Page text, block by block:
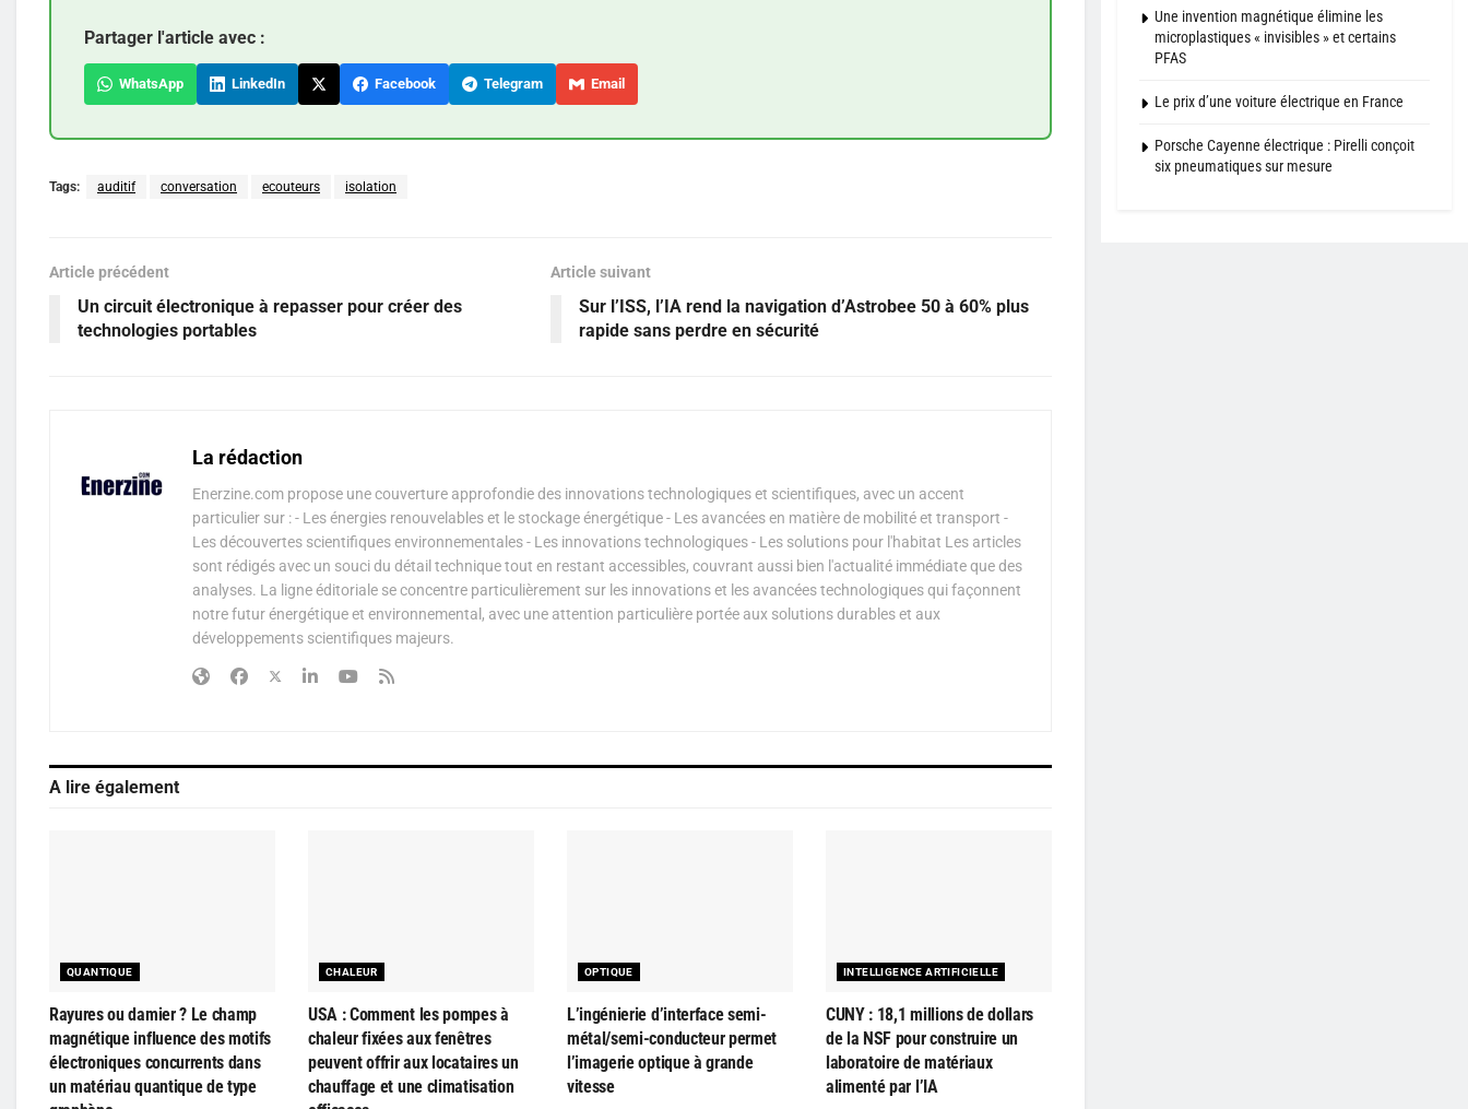
Partager l'article avec :
WhatsApp LinkedIn Facebook Telegram Email
Tags: auditif conversation ecouteurs isolation
Article précédent
Un circuit électronique à repasser pour créer des
technologies portables
Article suivant
Sur l’ISS, l’IA rend la navigation d’Astrobee 50 à 60% plus
rapide sans perdre en sécurité
La rédaction
Enerzine.com propose une couverture approfondie des innovations technologiques et scientifiques, avec un accent
particulier sur : - Les énergies renouvelables et le stockage énergétique - Les avancées en matière de mobilité et transport -
Les découvertes scientifiques environnementales - Les innovations technologiques - Les solutions pour l'habitat Les articles
sont rédigés avec un souci du détail technique tout en restant accessibles, couvrant aussi bien l'actualité immédiate que des
analyses. La ligne éditoriale se concentre particulièrement sur les innovations et les avancées technologiques qui façonnent
notre futur énergétique et environnemental, avec une attention particulière portée aux solutions durables et aux
développements scientifiques majeurs.
A lire également
QUANTIQUE
Rayures ou damier ? Le champ
magnétique influence des motifs
électroniques concurrents dans
un matériau quantique de type
CHALEUR
USA : Comment les pompes à
chaleur fixées aux fenêtres
peuvent offrir aux locataires un
chauffage et une climatisation
OPTIQUE
L’ingénierie d’interface semi-
métal/semi-conducteur permet
l’imagerie optique à grande
vitesse
INTELLIGENCE ARTIFICIELLE
CUNY : 18,1 millions de dollars
de la NSF pour construire un
laboratoire de matériaux
alimenté par l’IA
Une invention magnétique élimine les
microplastiques « invisibles » et certains
PFAS
Le prix d’une voiture électrique en France
Porsche Cayenne électrique : Pirelli conçoit
six pneumatiques sur mesure